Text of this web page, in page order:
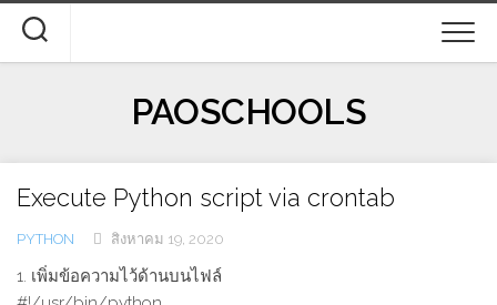
content
PAOSCHOOLS
Execute Python script via crontab
PYTHON สิงหาคม 19, 2020
1. เพิ่มข้อความไว้ด้านบนไฟล์